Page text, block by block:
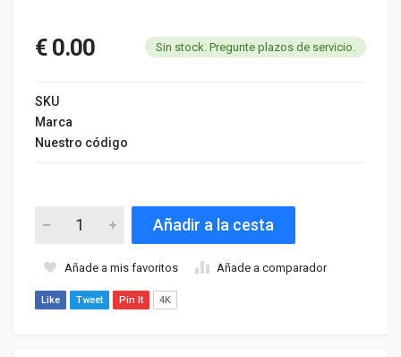
€ 0.00 Sin stock. Pregunte plazos de servicio.
SKU
Marca
Nuestro código
Añadir a la cesta
Añade a mis favoritos Añade a comparador
Like Tweet Pin It 4K